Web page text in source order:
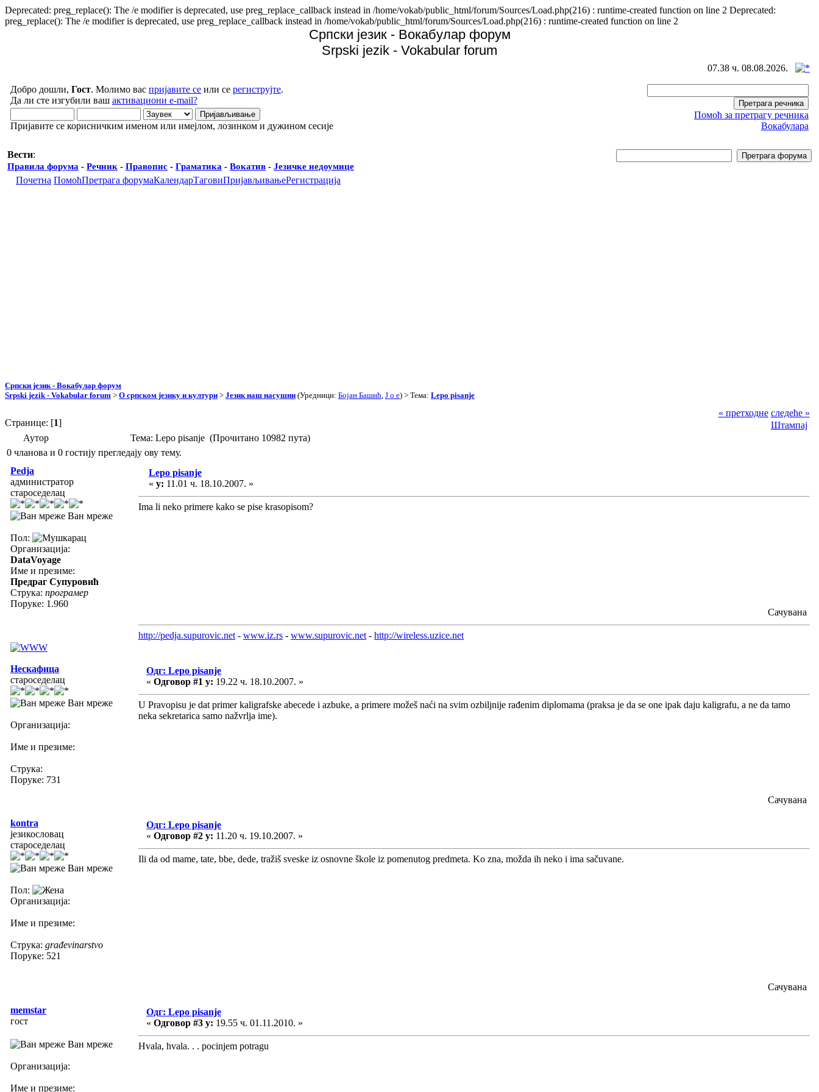
Deprecated: preg_replace(): The /e modifier is deprecated, use preg_replace_callback instead in /home/vokab/public_html/forum/Sources/Load.php(216) : runtime-created function on line 2 Deprecated:
preg_replace(): The /e modifier is deprecated, use preg_replace_callback instead in /home/vokab/public_html/forum/Sources/Load.php(216) : runtime-created function on line 2
Српски језик - Вокабулар форум
Srpski jezik - Vokabular forum
07.38 ч. 08.08.2026.
Добро дошли, Гост. Молимо вас пријавите се или се региструјте.
Да ли сте изгубили ваш активациони e-mail?
Пријавите се корисничким именом или имејлом, лозинком и дужином сесије
Помоћ за претрагу речника
Вокабулара
Вести:
Правила форума - Речник - Правопис - Граматика - Вокатив - Језичке недоумице
Почетна ПомоћПретрага форумаКалендарТаговиПријављивањеРегистрација
Српски језик - Вокабулар форум
Srpski jezik - Vokabular forum > О српском језику и култури > Језик наш насушни (Уредници: Бојан Башић J o e) > Тема: Lepo pisanje
Странице: [1]
« претходне следеће »
Штампај
Аутор
Тема: Lepo pisanje (Прочитано 10982 пута)
0 чланова и 0 гостију прегледају ову тему.
Pedja
администратор
староседелац
Ван мреже
Пол:
Организација:
DataVoyage
Име и презиме:
Предраг Супуровић
Струка: програмер
Поруке: 1.960
Lepo pisanje
« у: 11.01 ч. 18.10.2007. »
Ima li neko primere kako se pise krasopisom?
Сачувана
http://pedja.supurovic.net - www.iz.rs - www.supurovic.net - http://wireless.uzice.net
Нескафица
староседелац
Ван мреже
Организација:
Име и презиме:
Струка:
Поруке: 731
Одг: Lepo pisanje
« Одговор #1 у: 19.22 ч. 18.10.2007. »
U Pravopisu je dat primer kaligrafske abecede i azbuke, a primere možeš naći na svim ozbiljnije rađenim diplomama (praksa je da se one ipak daju kaligrafu, a ne da tamo
neka sekretarica samo nažvrlja ime).
Сачувана
kontra
језикословац
староседелац
Ван мреже
Пол:
Организација:
Име и презиме:
Струка: građevinarstvo
Поруке: 521
Одг: Lepo pisanje
« Одговор #2 у: 11.20 ч. 19.10.2007. »
Ili da od mame, tate, bbe, dede, tražiš sveske iz osnovne škole iz pomenutog predmeta. Ko zna, možda ih neko i ima sačuvane.
Сачувана
memstar
гост
Ван мреже
Организација:
Име и презиме:
Одг: Lepo pisanje
« Одговор #3 у: 19.55 ч. 01.11.2010. »
Hvala, hvala. . . pocinjem potragu